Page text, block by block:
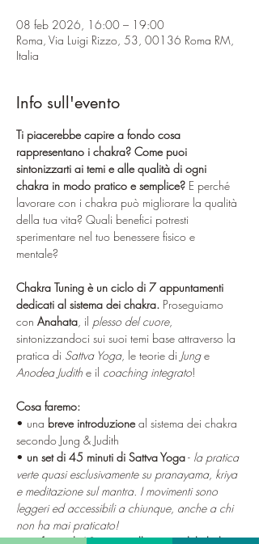
08 feb 2026, 16:00 – 19:00
Roma, Via Luigi Rizzo, 53, 00136 Roma RM,
Italia
Info sull'evento
Ti piacerebbe capire a fondo cosa
rappresentano i chakra? Come puoi
sintonizzarti ai temi e alle qualità di ogni
chakra in modo pratico e semplice? E perché
lavorare con i chakra può migliorare la qualità
della tua vita? Quali benefici potresti
sperimentare nel tuo benessere fisico e
mentale?
Chakra Tuning è un ciclo di 7 appuntamenti
dedicati al sistema dei chakra. Proseguiamo
con Anahata , il plesso del cuore,
sintonizzandoci sui suoi temi base attraverso la
pratica di Sattva Yoga, le teorie di Jung e
Anodea Judith e il coaching integrato!
Cosa faremo:
• una breve introduzione al sistema dei chakra
secondo Jung & Judith
• un set di 45 minuti di Sattva Yoga - la pratica
verte quasi esclusivamente su pranayama, kriya
e meditazione sul mantra. I movimenti sono
leggeri ed accessibili a chiunque, anche a chi
non ha mai praticato!